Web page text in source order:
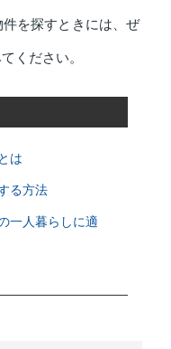
を探すときには、ぜ
ください。
は
る方法
一人暮らしに適